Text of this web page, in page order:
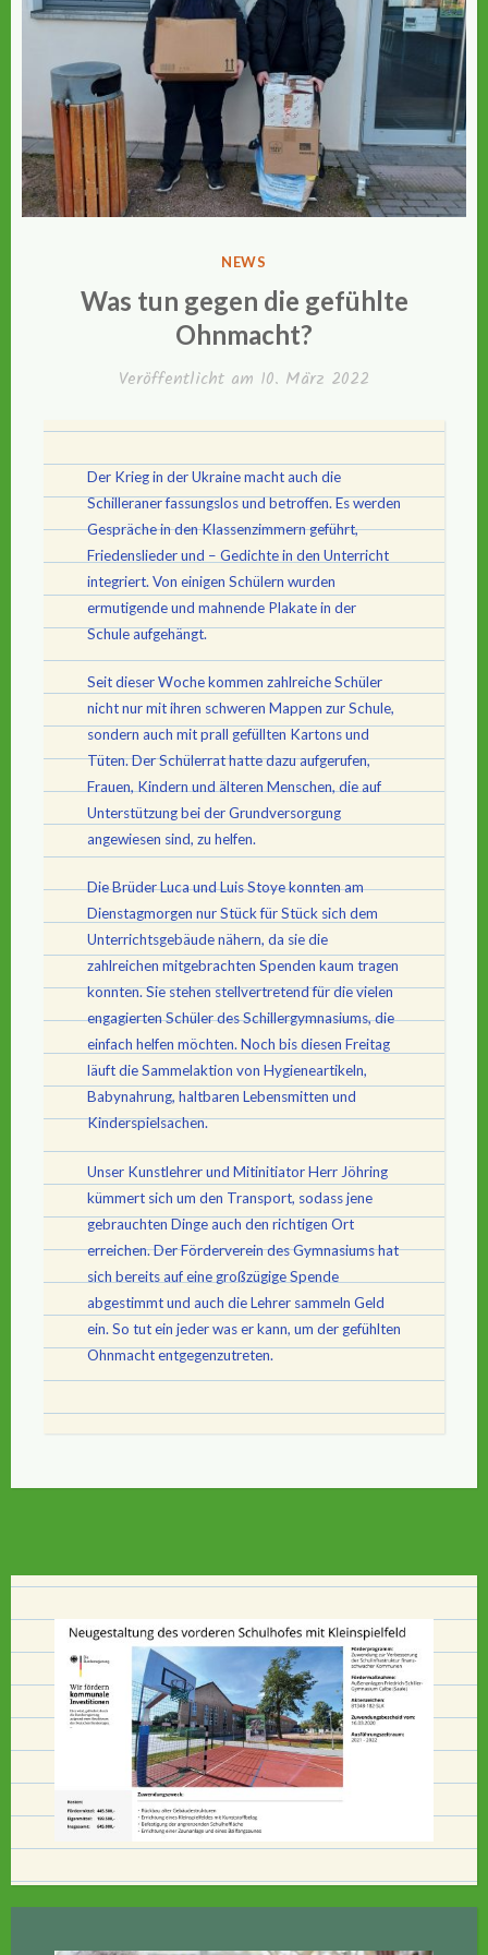
VERÖFFENTLICHT
NEWS
Was tun gegen die gefühlte
Ohnmacht?
Veröffentlicht am 10. März 2022
Der Krieg in der Ukraine macht auch die
Schilleraner fassungslos und betroffen. Es werden
Gespräche in den Klassenzimmern geführt,
Friedenslieder und – Gedichte in den Unterricht
integriert. Von einigen Schülern wurden
ermutigende und mahnende Plakate in der
Schule aufgehängt.
Seit dieser Woche kommen zahlreiche Schüler
nicht nur mit ihren schweren Mappen zur Schule,
sondern auch mit prall gefüllten Kartons und
Tüten. Der Schülerrat hatte dazu aufgerufen,
Frauen, Kindern und älteren Menschen, die auf
Unterstützung bei der Grundversorgung
angewiesen sind, zu helfen.
Die Brüder Luca und Luis Stoye konnten am
Dienstagmorgen nur Stück für Stück sich dem
Unterrichtsgebäude nähern, da sie die
zahlreichen mitgebrachten Spenden kaum tragen
konnten. Sie stehen stellvertretend für die vielen
engagierten Schüler des Schillergymnasiums, die
einfach helfen möchten. Noch bis diesen Freitag
läuft die Sammelaktion von Hygieneartikeln,
Babynahrung, haltbaren Lebensmitten und
Kinderspielsachen.
Unser Kunstlehrer und Mitinitiator Herr Jöhring
kümmert sich um den Transport, sodass jene
gebrauchten Dinge auch den richtigen Ort
erreichen. Der Förderverein des Gymnasiums hat
sich bereits auf eine großzügige Spende
abgestimmt und auch die Lehrer sammeln Geld
ein. So tut ein jeder was er kann, um der gefühlten
Ohnmacht entgegenzutreten.